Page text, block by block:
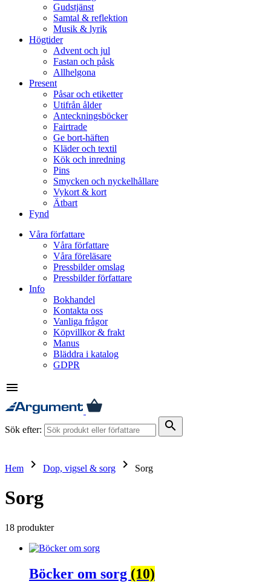
Gudstjänst
Samtal & reflektion
Musik & lyrik
Högtider
Advent och jul
Fastan och påsk
Allhelgona
Present
Påsar och etiketter
Utifrån ålder
Anteckningsböcker
Fairtrade
Ge bort-häften
Kläder och textil
Kök och inredning
Pins
Smycken och nyckelhållare
Vykort & kort
Ätbart
Fynd
Våra författare
Våra författare
Våra föreläsare
Pressbilder omslag
Pressbilder författare
Info
Bokhandel
Kontakta oss
Vanliga frågor
Köpvillkor & frakt
Manus
Bläddra i katalog
GDPR
menu
Sök efter: search
Hem keyboard_arrow_right Dop, vigsel & sorg keyboard_arrow_right Sorg
Sorg
18 produkter
Böcker om sorg (10)